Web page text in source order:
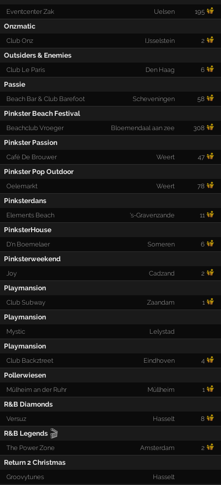
Eventcenter Zak Uelsen 195
Onzmatic
Club Onz IJsselstein 2
Outsiders & Enemies
Club Le Paris Den Haag 6
Passie
Beach Bar & Club Barefoot Scheveningen 58
Pinkster Beach Festival
Beachclub Vroeger Bloemendaal aan zee 308
Pinkster Passion
Café De Brouwer Weert 47
Pinkster Pop Outdoor
Oelemarkt Weert 78
Pinksterdans
Elements Beach 's-Gravenzande 11
PinksterHouse
D'n Boemelaer Someren 6
Pinksterweekend
Joy Cadzand 2
Playmansion
Club Subway Zaandam 1
Playmansion
Mystic Lelystad
Playmansion
Club Backztreet Eindhoven 4
Pollerwiesen
Mülheim an der Ruhr Müllheim 1
R&B Diamonds
Versuz Hasselt 8
R&B Legends 🎬
The Power Zone Amsterdam 2
Return 2 Christmas
Groovytunes Hasselt